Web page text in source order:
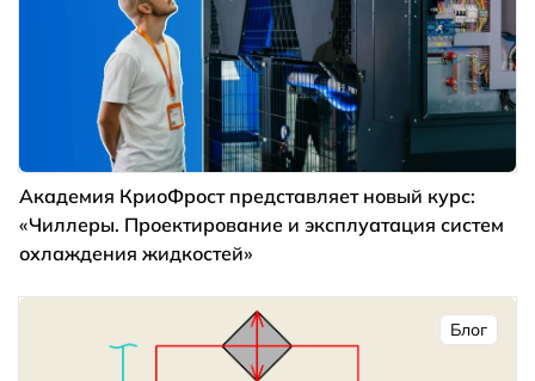
Академия КриоФрост представляет новый курс:
«Чиллеры. Проектирование и эксплуатация систем
охлаждения жидкостей»
Блог